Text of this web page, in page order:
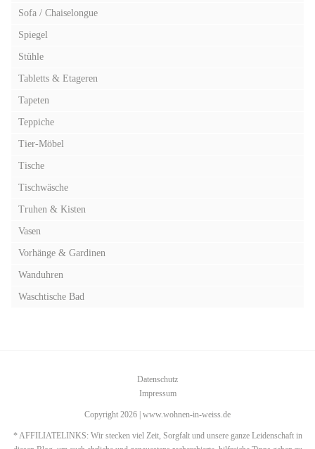
Sofa / Chaiselongue
Spiegel
Stühle
Tabletts & Etageren
Tapeten
Teppiche
Tier-Möbel
Tische
Tischwäsche
Truhen & Kisten
Vasen
Vorhänge & Gardinen
Wanduhren
Waschtische Bad
Datenschutz
Impressum
Copyright 2026 | www.wohnen-in-weiss.de
* AFFILIATELINKS: Wir stecken viel Zeit, Sorgfalt und unsere ganze Leidenschaft in